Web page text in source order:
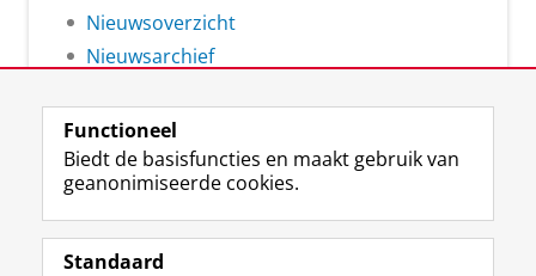
Nieuwsoverzicht
Nieuwsarchief
Volg de RUG
F
a
L
i
R
S
I
n
Y
o
Functioneel
Biedt de basisfuncties en maakt gebruik van
geanonimiseerde cookies.
Standaard